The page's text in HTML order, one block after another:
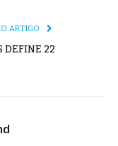
ARTIGO
DEFINE 22